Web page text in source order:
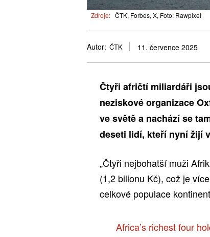
Zdroje: ČTK, Forbes, X, Foto: Rawpixel
Autor: ČTK 11. července 2025
Čtyři afričtí miliardáři
neziskové organizace
ve světě a nachází se
deseti lidí, kteří nyní žijí
„Čtyři nejbohatší muži
(1,2 bilionu Kč), což je
celkové populace
Africa’s richest four